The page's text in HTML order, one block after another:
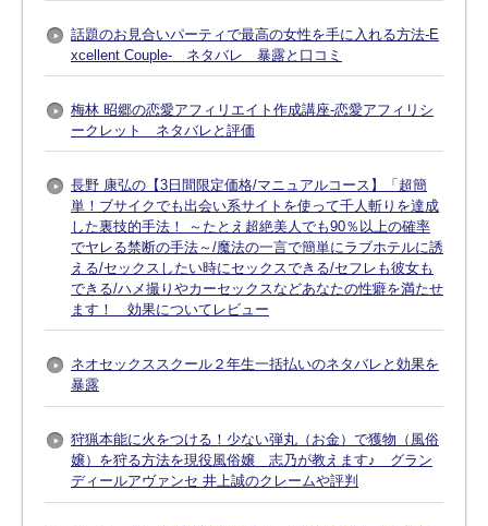
話題のお見合いパーティで最高の女性を手に入れる方法-E
xcellent Couple- ネタバレ 暴露と口コミ
梅林 昭郷の恋愛アフィリエイト作成講座-恋愛アフィリシ
ークレット ネタバレと評価
長野 康弘の【3日間限定価格/マニュアルコース】「超簡
単！ブサイクでも出会い系サイトを使って千人斬りを達成
した裏技的手法！ ～たとえ超絶美人でも90％以上の確率
でヤレる禁断の手法～/魔法の一言で簡単にラブホテルに誘
える/セックスしたい時にセックスできる/セフレも彼女も
できる/ハメ撮りやカーセックスなどあなたの性癖を満たせ
ます！ 効果についてレビュー
ネオセックススクール２年生一括払いのネタバレと効果を
暴露
狩猟本能に火をつける！少ない弾丸（お金）で獲物（風俗
嬢）を狩る方法を現役風俗嬢 志乃が教えます♪ グラン
ディールアヴァンセ 井上誠のクレームや評判